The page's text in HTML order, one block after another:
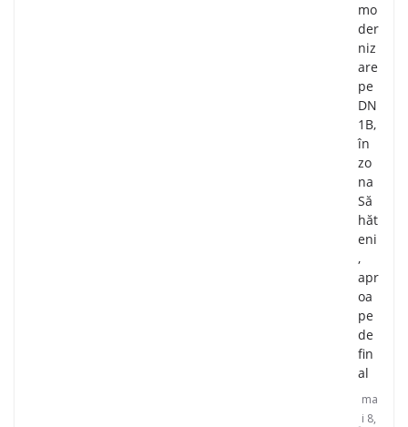
mo
der
niz
are
pe
DN
1B,
în
zo
na
Să
hăt
eni
,
apr
oa
pe
de
fin
al
ma
i 8,